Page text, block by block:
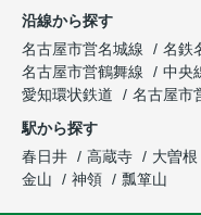
沿線から探す
名古屋市営名城線
名鉄
名古屋市営鶴舞線
中央
愛知環状鉄道
名古屋市
駅から探す
春日井
高蔵寺 大曽根
金山
神領 瓢箪山